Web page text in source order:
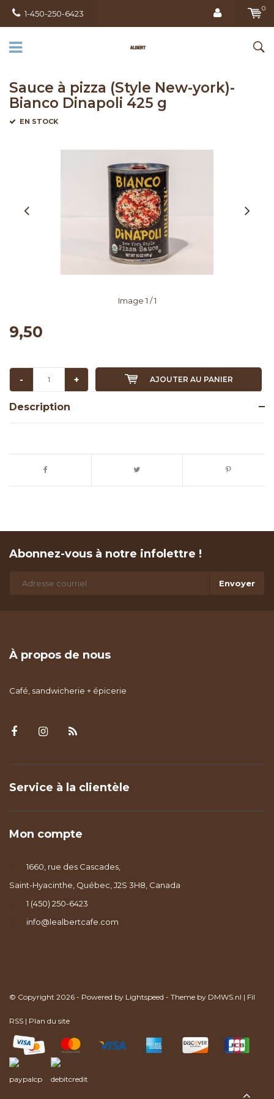
1-450-250-6423
0
Sauce à pizza (Style New-york)-
Bianco Dinapoli 425 g
EN STOCK
Image 1 / 1
9,50
- + AJOUTER AU PANIER
Description
Abonnez-vous à notre infolettre !
Envoyer
À propos de nous
Café, sandwicherie + épicerie
Service à la clientèle
Mon compte
1660, rue des Cascades,
Saint-Hyacinthe, Québec, J2S 3H8, Canada
1 (450) 250-6423
info@lealbertcafe.com
© Copyright 2026 - Powered by Lightspeed - Theme by DMWS.nl | Fil
RSS | Plan du site